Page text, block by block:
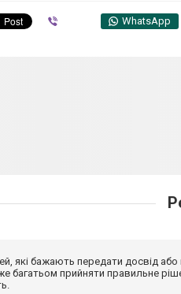
WhatsApp
які бажають передати досвід
багатьом прийняти правильне